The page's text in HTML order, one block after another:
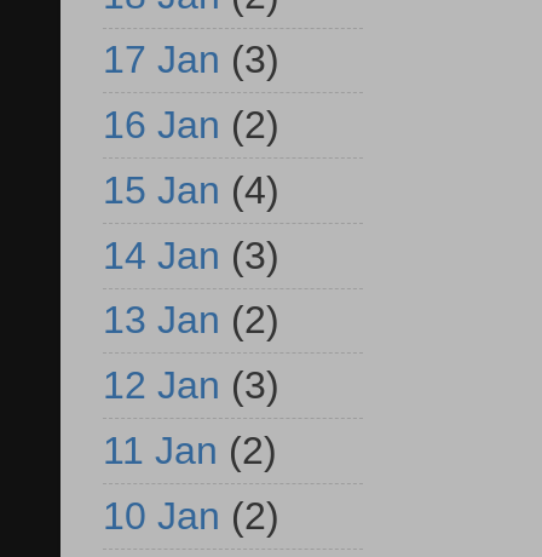
17 Jan (3)
16 Jan (2)
15 Jan (4)
14 Jan (3)
13 Jan (2)
12 Jan (3)
11 Jan (2)
10 Jan (2)